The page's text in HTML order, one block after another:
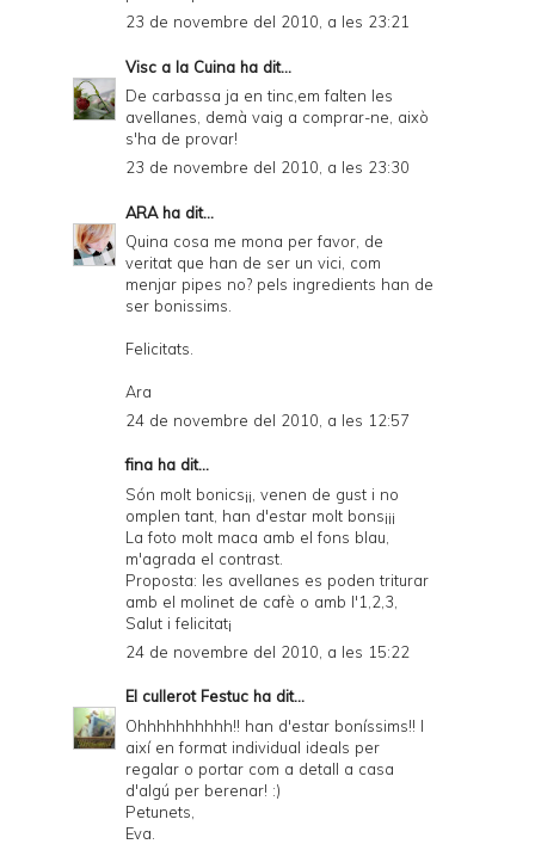
23 de novembre del 2010, a les 23:21
Visc a la Cuina ha dit...
De carbassa ja en tinc,em falten les
avellanes, demà vaig a comprar-ne, això
s'ha de provar!
23 de novembre del 2010, a les 23:30
ARAha dit...
Quina cosa me mona per favor, de
veritat que han de ser un vici, com
menjar pipes no? pels ingredients han de
ser bonissims.
Felicitats.
Ara
24 de novembre del 2010, a les 12:57
fina ha dit...
Són molt bonics¡¡, venen de gust i no
omplen tant, han d'estar molt bons¡¡¡
La foto molt maca amb el fons blau,
m'agrada el contrast.
Proposta: les avellanes es poden triturar
amb el molinet de cafè o amb l'1,2,3,
Salut i felicitat¡
24 de novembre del 2010, a les 15:22
El cullerot Festuc ha dit...
Ohhhhhhhhhh!! han d'estar boníssims!! I
així en format individual ideals per
regalar o portar com a detall a casa
d'algú per berenar! :)
Petunets,
Eva.